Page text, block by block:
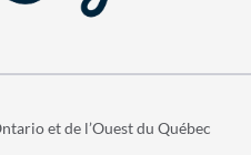
et de l’Ouest du Québec